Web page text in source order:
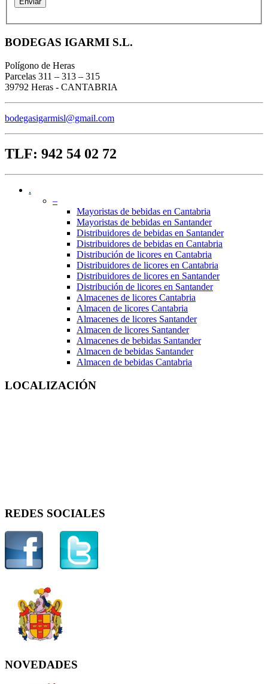
BODEGAS IGARMI S.L.
Polígono de Heras
Parcelas 311 – 313 – 315
39792 Heras - CANTABRIA
bodegasigarmisl@gmail.com
TLF: 942 54 02 72
.
–
Mayoristas de bebidas en Cantabria
Mayoristas de bebidas en Santander
Distribuidores de bebidas en Santander
Distribuidores de bebidas en Cantabria
Distribución de licores en Cantabria
Distribuidores de licores en Cantabria
Distribuidores de licores en Santander
Distribución de licores en Santander
Almacenes de licores Cantabria
Almacen de licores Cantabria
Almacenes de licores Santander
Almacen de licores Santander
Almacenes de bebidas Santander
Almacen de bebidas Santander
Almacen de bebidas Cantabria
LOCALIZACIÓN
REDES SOCIALES
NOVEDADES